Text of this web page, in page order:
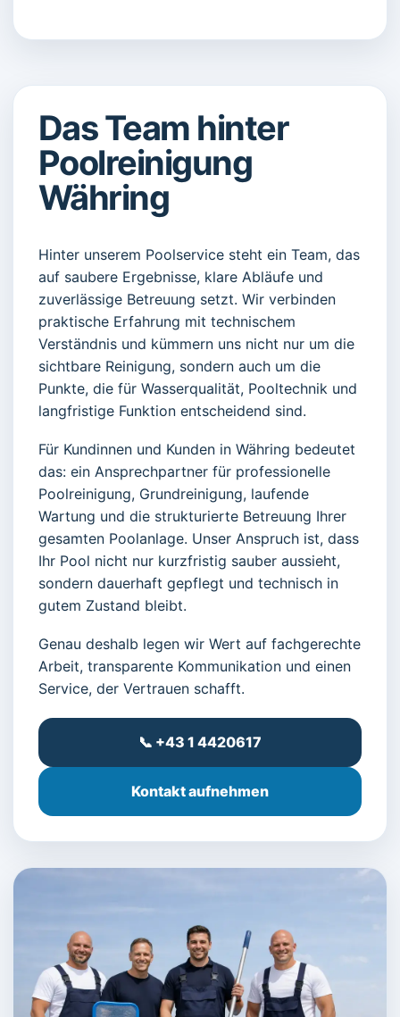
Das Team hinter
Poolreinigung
Währing
Hinter unserem Poolservice steht ein Team, das
auf saubere Ergebnisse, klare Abläufe und
zuverlässige Betreuung setzt. Wir verbinden
praktische Erfahrung mit technischem
Verständnis und kümmern uns nicht nur um die
sichtbare Reinigung, sondern auch um die
Punkte, die für Wasserqualität, Pooltechnik und
langfristige Funktion entscheidend sind.
Für Kundinnen und Kunden in Währing bedeutet
das: ein Ansprechpartner für professionelle
Poolreinigung, Grundreinigung, laufende
Wartung und die strukturierte Betreuung Ihrer
gesamten Poolanlage. Unser Anspruch ist, dass
Ihr Pool nicht nur kurzfristig sauber aussieht,
sondern dauerhaft gepflegt und technisch in
gutem Zustand bleibt.
Genau deshalb legen wir Wert auf fachgerechte
Arbeit, transparente Kommunikation und einen
Service, der Vertrauen schafft.
📞 +43 1 4420617
Kontakt aufnehmen